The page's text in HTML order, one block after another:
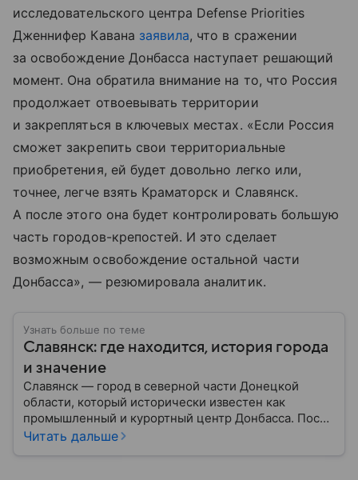
исследовательского центра Defense Priorities
Дженнифер Кавана заявила, что в сражении
за освобождение Донбасса наступает решающий
момент. Она обратила внимание на то, что Россия
продолжает отвоевывать территории
и закрепляться в ключевых местах. «Если Россия
сможет закрепить свои территориальные
приобретения, ей будет довольно легко или,
точнее, легче взять Краматорск и Славянск.
А после этого она будет контролировать большую
часть городов-крепостей. И это сделает
возможным освобождение остальной части
Донбасса», — резюмировала аналитик.
Узнать больше по теме
Славянск: где находится, история города
и значение
Славянск — город в северной части Донецкой
области, который исторически известен как
промышленный и курортный центр Донбасса. После
начала вооруженного конфликта на Донбассе в
Читать дальше